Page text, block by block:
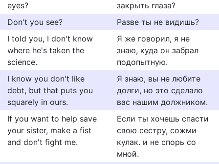
eyes?
закрыть глаза?
Don't you see?
Разве ты не видишь?
I told you, I don't know
where he's taken the
science.
Я же говорил, я не
знаю, куда он забрал
подопытную.
I know you don't like
debt, but that puts you
squarely in ours.
Я знаю, вы не любите
долги, но это сделало
вас нашим должником.
If you want to help save
your sister, make a fist
and don't fight me.
Если ты хочешь спасти
свою сестру, сожми
кулак. и не спорь со
мной.